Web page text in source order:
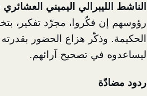
الناشط الليبرالي اليميني
رؤوسهم إن فكّروا، مجرّد تفكير،
الحكيمة. وذكّر هزاع الحضور
ليساعدوه في تصحيح آرائهم.
ردود مضادّة